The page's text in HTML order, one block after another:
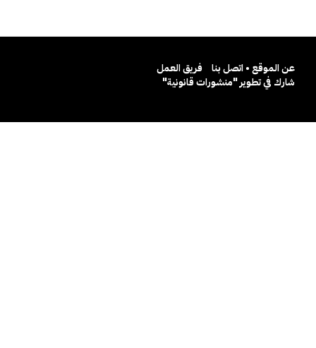
عن الموقع • اتصل بنا
فريق العمل
شارك في تطوير "منشورات قانونية"